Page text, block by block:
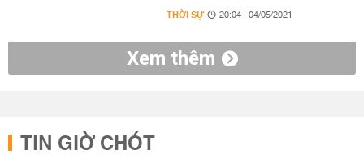
THỜI SỰ 20:04 | 04/05/2021
Xem thêm
TIN GIỜ CHÓT